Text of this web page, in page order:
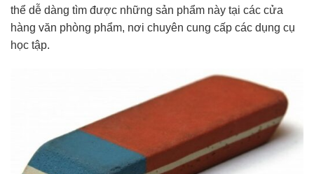
thể dễ dàng tìm được những sản phẩm này tại các cửa
hàng văn phòng phẩm, nơi chuyên cung cấp các dụng cụ
học tập.